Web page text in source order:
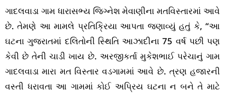
ગાદલવાડા ગામ ધારાસભ્ય જિગ્નેશ મેવાણીના મતવિસ્તારમાં આવે
છે. તેમણે આ મામલે પ્રતિક્રિયા આપતા જણાવ્યું હતું કે, “આ
ઘટના ગુજરાતમાં દલિતોની સ્થિતિ આઝાદીના 75 વર્ષ પછી પણ
કેવી છે તેની ચાડી ખાય છે. અરજીકર્તા મુકેશભાઈ પરેચાનું ગામ
ગાદલવાડા મારા મત વિસ્તાર વડગામમાં આવે છે. ત્રણ હજારની
વસ્તી ધરાવતા આ ગામમાં કોઈ અપ્રિય ઘટના ન બને તે માટે